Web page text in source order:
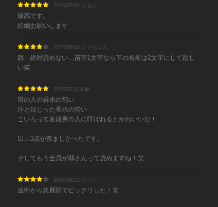
2026/07/08 ぷるん
最高です。
続編お願いします
2025/08/02 メイちゃん
縣…絶対読めない…苗字1文字なら下の名前は2文字にして欲し
い笑
2025/07/11 Nijic
男の人の香水の匂い
汗と混じった香水の匂い
こいろって名前男の人に呼ばれるとかわいいな！
以上3点が羨ましかったです。
そしてもう全員が縣さんって読めますね！笑
2025/06/22 ららら
途中から急展開でビックリした！笑